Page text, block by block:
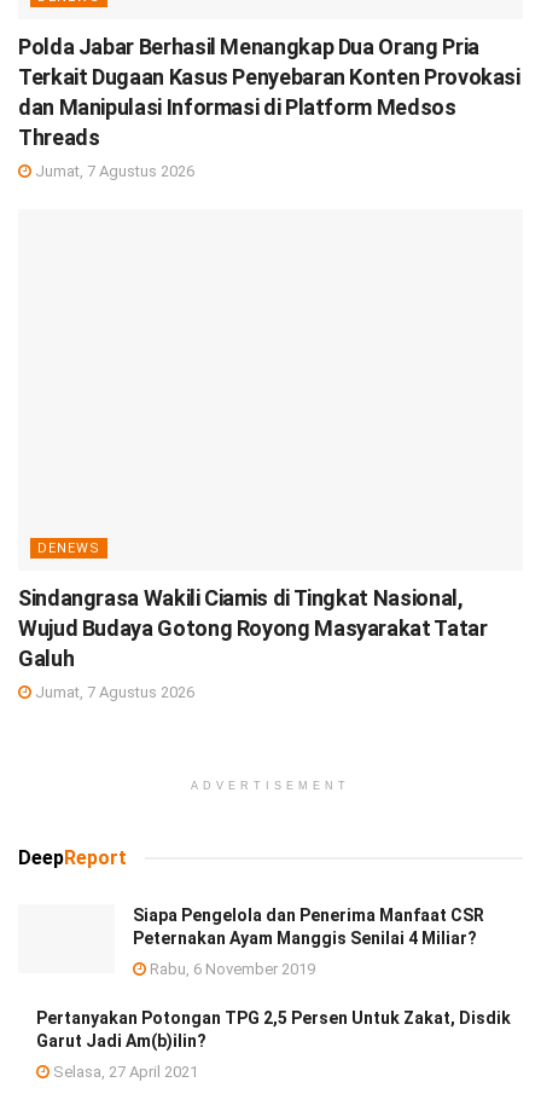
Polda Jabar Berhasil Menangkap Dua Orang Pria
Terkait Dugaan Kasus Penyebaran Konten Provokasi
dan Manipulasi Informasi di Platform Medsos
Threads
Jumat, 7 Agustus 2026
DENEWS
Sindangrasa Wakili Ciamis di Tingkat Nasional,
Wujud Budaya Gotong Royong Masyarakat Tatar
Galuh
Jumat, 7 Agustus 2026
ADVERTISEMENT
DeepReport
Siapa Pengelola dan Penerima Manfaat CSR
Peternakan Ayam Manggis Senilai 4 Miliar?
Rabu, 6 November 2019
Pertanyakan Potongan TPG 2,5 Persen Untuk Zakat, Disdik
Garut Jadi Am(b)ilin?
Selasa, 27 April 2021